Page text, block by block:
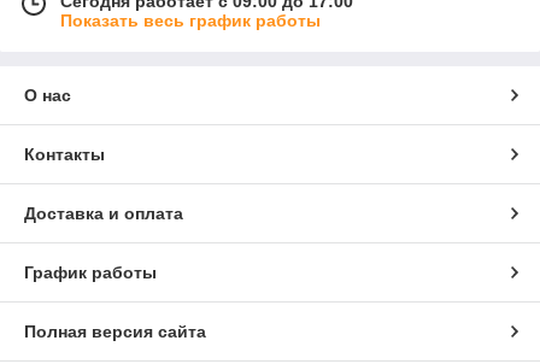
Показать весь график работы
О нас
Контакты
Доставка и оплата
График работы
Полная версия сайта